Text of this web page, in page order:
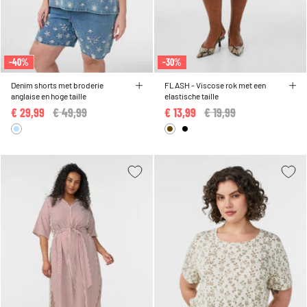
-40%
Denim shorts met broderie
anglaise en hoge taille
Price reduced from
€ 49,99
€ 29,99
-30%
FLASH - Viscose rok met een
elastische taille
Price reduced from
€ 19,99
€ 13,99